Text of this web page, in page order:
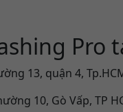
13, quận 4,
10, Gò Vấp, TP